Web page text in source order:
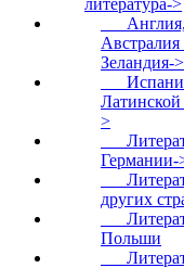
литература->
Англия,
Зеландия->
>
Германии-
других
Польши